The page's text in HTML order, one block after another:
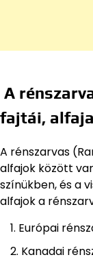
A
fajtái,
A rénszarvas
alfajok között
színükben, és a
alfajok a
Európai
Kanadai